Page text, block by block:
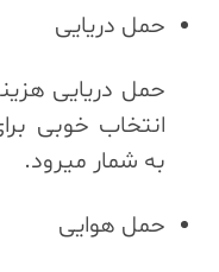
حمل دریایی
حمل دریایی
انتخاب خوبی
به شمار میرود.
حمل هوایی